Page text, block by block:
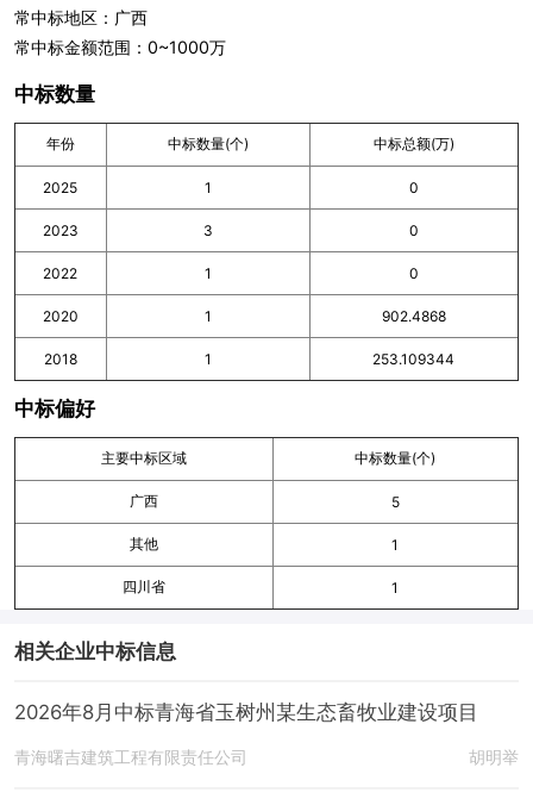
常中标地区：广西
常中标金额范围：0~1000万
中标数量
年份 中标数量(个) 中标总额(万)
2025 1 0
2023 3 0
2022 1 0
2020 1 902.4868
2018 1 253.109344
中标偏好
主要中标区域 中标数量(个)
广西 5
其他 1
四川省 1
相关企业中标信息
2026年8月中标青海省玉树州某生态畜牧业建设项目
青海曙吉建筑工程有限责任公司 胡明举